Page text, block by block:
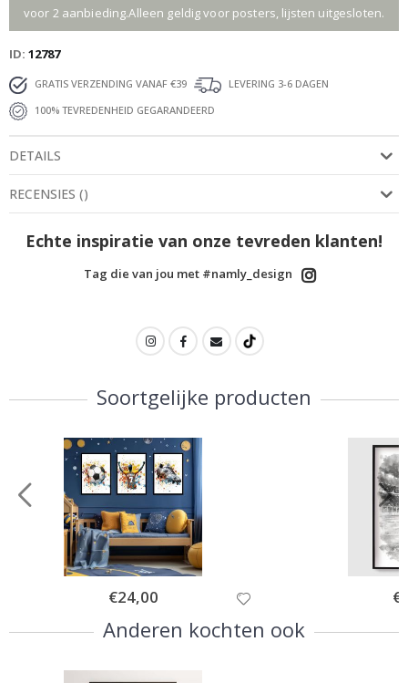
voor 2 aanbieding.Alleen geldig voor posters, lijsten uitgesloten.
ID 12787
GRATIS VERZENDING VANAF €39
LEVERING 3-6 DAGEN
100% TEVREDENHEID GEGARANDEERD
DETAILS
RECENSIES ()
Echte inspiratie van onze tevreden klanten!
Tag die van jou met #namly_design
Soortgelijke producten
Special
Price
€24,00
Anderen kochten ook